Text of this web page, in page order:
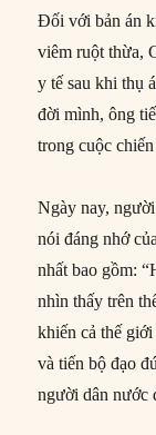
Đối với bản án
viêm ruột thừa,
y tế sau khi thụ
đời mình, ông
trong cuộc
Ngày nay,
nói đáng nhớ
nhất bao gồm:
nhìn thấy trên
khiến cả thế
và tiến bộ đạo
người dân nước